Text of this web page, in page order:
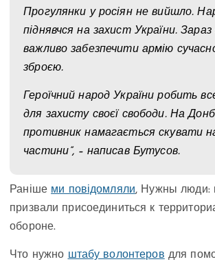
Прогулянки у росіян не вийшло.
піднявчся на захист України.
важливо забезпечити армію
зброєю.
Героїчний народ України робить
для захисту своєї свободи. На
противник намагається скувати
частини”, – написав Бутусов.
Раніше ми повідомляли, Нужны люди:
призвали присоединиться к
обороне.
Что нужно штабу волонтеров для